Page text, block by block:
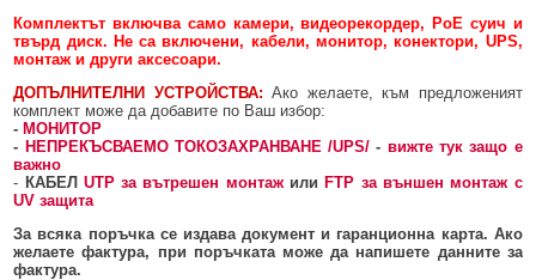
Комплектът включва само камери, видеорекордер, PoE суич и
твърд диск. Не са включени, кабели, монитор, конектори, UPS,
монтаж и други аксесоари.
ДОПЪЛНИТЕЛНИ УСТРОЙСТВА:Ако желаете, към предложеният
комплект може да добавите по Ваш избор:
- МОНИТОР
- НЕПРЕКЪСВАЕМО ТОКОЗАХРАНВАНЕ /UPS/ - вижте тук защо е
важно
- КАБЕЛ UTP за вътрешен монтажили FTP за външен монтаж с
UV защита
За всяка поръчка се издава документ и гаранционна карта. Ако
желаете фактура, при поръчката може да напишете данните за
фактура.